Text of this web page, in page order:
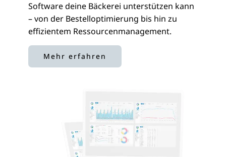
Software deine Bäckerei unterstützen kann
– von der Bestelloptimierung bis hin zu
effizientem Ressourcenmanagement.
Mehr erfahren